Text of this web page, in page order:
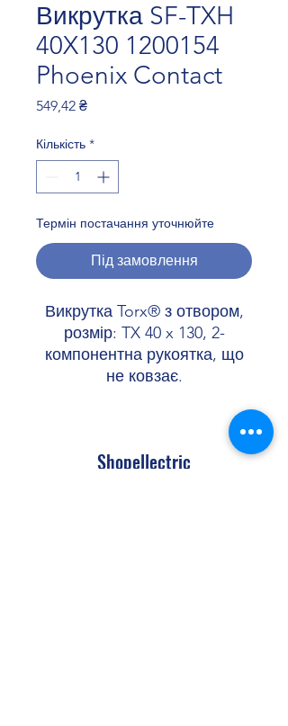
Викрутка SF-TXH
40X130 1200154
Phoenix Contact
549,42 ₴Ціна
Кількість *
Термін постачання уточнюйте
Під замовлення
Викрутка Torx® з отвором,
розмір: TX 40 x 130, 2-
компонентна рукоятка, що
не ковзає.
Shopellectric